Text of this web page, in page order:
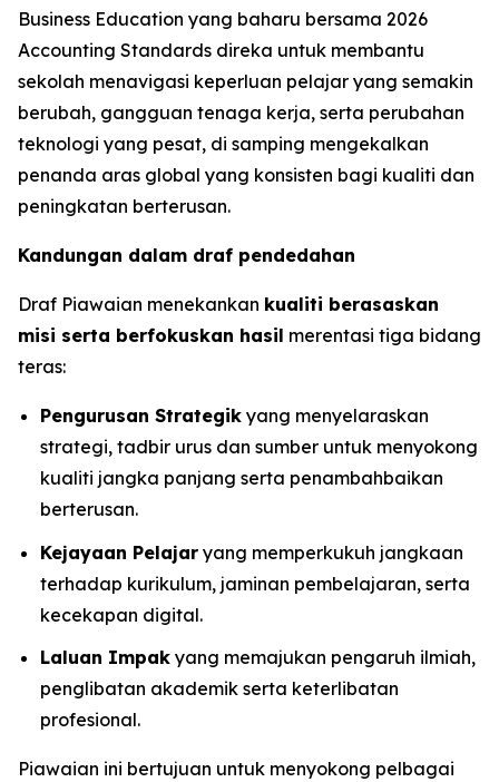
Business Education yang baharu bersama 2026
Accounting Standards direka untuk membantu
sekolah menavigasi keperluan pelajar yang semakin
berubah, gangguan tenaga kerja, serta perubahan
teknologi yang pesat, di samping mengekalkan
penanda aras global yang konsisten bagi kualiti dan
peningkatan berterusan.
Kandungan dalam draf pendedahan
Draf Piawaian menekankan kualiti berasaskan
misi serta berfokuskan hasil merentasi tiga bidang
teras:
Pengurusan Strategik yang menyelaraskan
strategi, tadbir urus dan sumber untuk menyokong
kualiti jangka panjang serta penambahbaikan
berterusan.
Kejayaan Pelajar yang memperkukuh jangkaan
terhadap kurikulum, jaminan pembelajaran, serta
kecekapan digital.
Laluan Impak yang memajukan pengaruh ilmiah,
penglibatan akademik serta keterlibatan
profesional.
Piawaian ini bertujuan untuk menyokong pelbagai